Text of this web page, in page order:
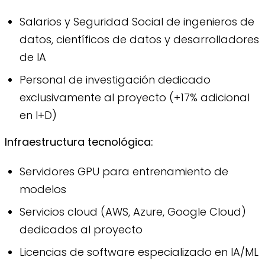
Salarios y Seguridad Social de ingenieros de
datos, científicos de datos y desarrolladores
de IA
Personal de investigación dedicado
exclusivamente al proyecto (+17% adicional
en I+D)
Infraestructura tecnológica:
Servidores GPU para entrenamiento de
modelos
Servicios cloud (AWS, Azure, Google Cloud)
dedicados al proyecto
Licencias de software especializado en IA/ML